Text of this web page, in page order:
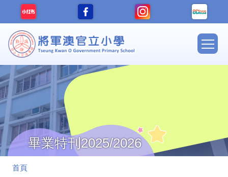
移至主內容
Main
畢業特刊2025/2026
導
首頁